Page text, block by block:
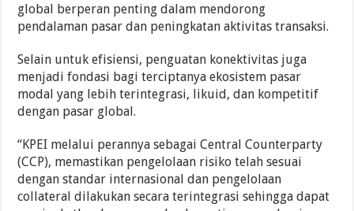
global berperan penting dalam mendorong
pendalaman pasar dan peningkatan aktivitas transaksi.
Selain untuk efisiensi, penguatan konektivitas juga
menjadi fondasi bagi terciptanya ekosistem pasar
modal yang lebih terintegrasi, likuid, dan kompetitif
dengan pasar global.
“KPEI melalui perannya sebagai Central Counterparty
(CCP), memastikan pengelolaan risiko telah sesuai
dengan standar internasional dan pengelolaan
collateral dilakukan secara terintegrasi sehingga dapat